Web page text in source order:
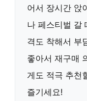
어서 장시간 앉
나 페스티벌 갈
격도 착해서 부
좋아서 재구매
게도 적극 추천
즐기세요!